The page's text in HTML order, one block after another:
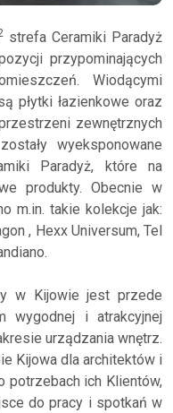
strefa Ceramiki Paradyż
przypominających
Wiodącymi
płytki łazienkowe oraz
zewnętrznych
wyeksponowane
Paradyż, które na
produkty. Obecnie w
m.in. takie kolekcje jak:
, Hexx Universum, Tel
w Kijowie jest przede
wygodnej i atrakcyjnej
urządzania wnętrz.
Kijowa dla architektów i
potrzebach ich Klientów,
do pracy i spotkań w